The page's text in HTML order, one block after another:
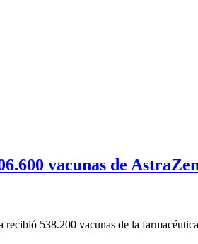
vacunas de
538.200 vacunas de la